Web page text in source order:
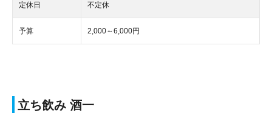
定休日 不定休
予算 2,000～6,000円
立ち飲み 酒一